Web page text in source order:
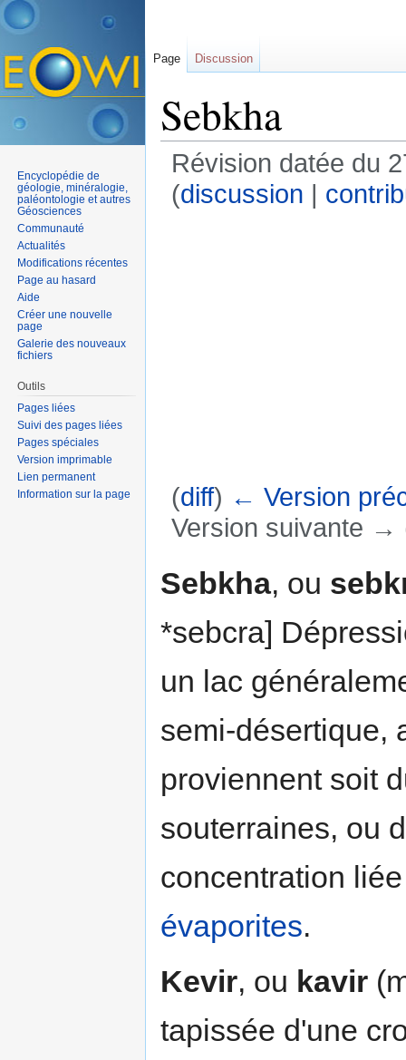
Sebkha
Révision datée du
(discussion |
(diff) ← Version
Version suivante →
Sebkha, ou
*sebcra]
un lac
semi-désertique,
proviennent soit
souterraines, ou
concentration
évaporites.
Kevir, ou kavir
tapissée d'une
Page Discussion
Encyclopédie de
géologie, minéralogie,
paléontologie et autres
Géosciences
Communauté
Actualités
Modifications récentes
Page au hasard
Aide
Créer une nouvelle
page
Galerie des nouveaux
fichiers
Outils
Pages liées
Suivi des pages liées
Pages spéciales
Version imprimable
Lien permanent
Information sur la page